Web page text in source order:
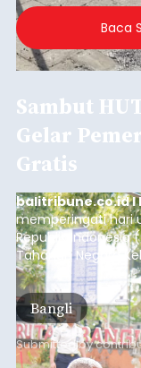
Baca
Sambut
Gelar
Gratis
balitribune.co.id I
memperingati hari
Republik Indonesia
Tahanan Negara
kegiatan
(6/8/2026).
Bangli
Submitted by